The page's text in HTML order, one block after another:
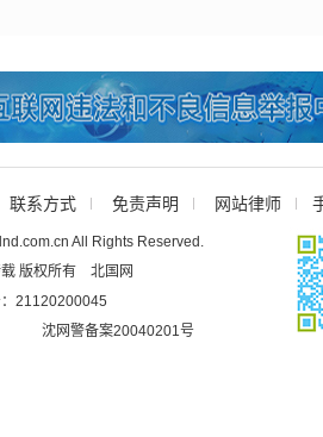
联系方式 免责声明 网站律师
All Rights Reserved.
载 版权所有 北国网
21120200045
沈网警备案20040201号